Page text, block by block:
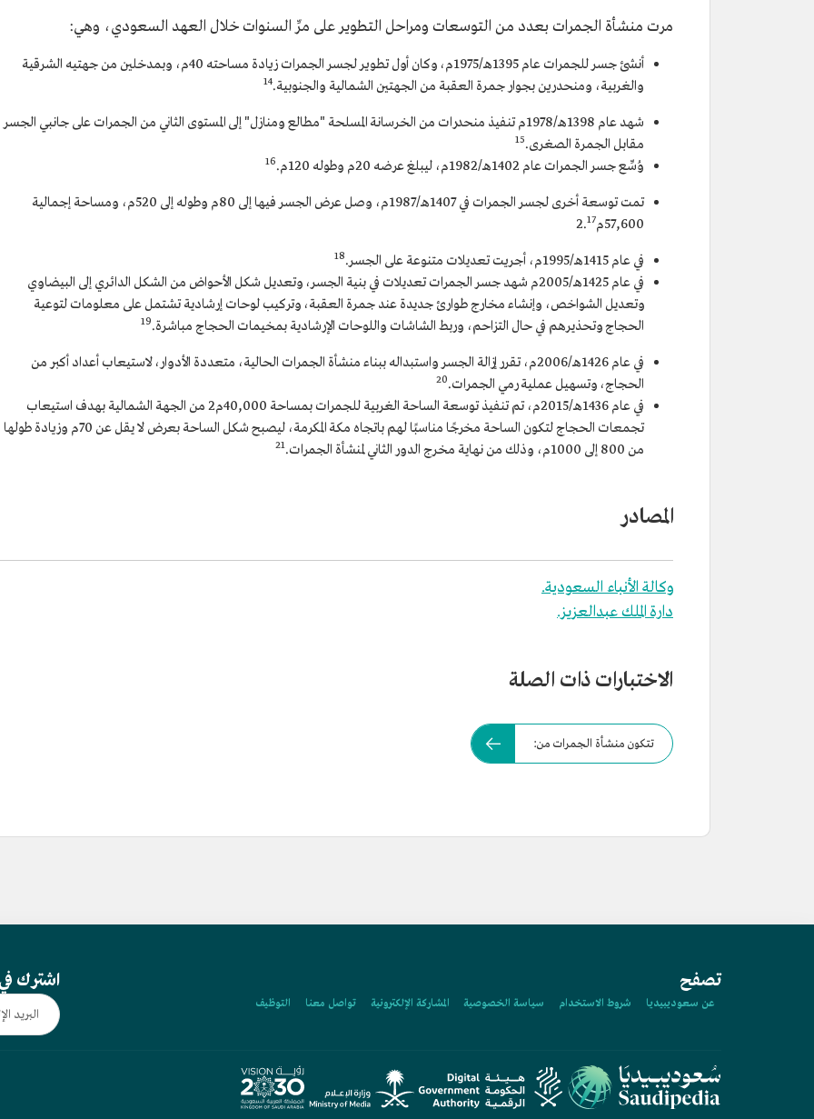
مرت منشأة الجمرات بعدد من التوسعات ومراحل التطوير على مرِّ السنوات خلال العهد السعودي، وهي:
أنشئ جسر للجمرات عام 1395هـ/1975م، وكان أول تطوير لجسر الجمرات زيادة مساحته 40م، وبمدخلين من جهتيه الشرقية
والغربية، ومنحدرين بجوار جمرة العقبة من الجهتين الشمالية والجنوبية.14
شهد عام 1398هـ/1978م تنفيذ منحدرات من الخرسانة المسلحة "مطالع ومنازل" إلى المستوى الثاني من الجمرات على جانبي الجسر
مقابل الجمرة الصغرى.15
وُسِّع جسر الجمرات عام 1402هـ/1982م، ليبلغ عرضه 20م وطوله 120م. 16
تمت توسعة أخرى لجسر الجمرات في 1407هـ/1987م، وصل عرض الجسر فيها إلى 80م وطوله إلى 520م، ومساحة إجمالية
57,600م2.
17
في عام 1415هـ/1995م، أجريت تعديلات متنوعة على الجسر. 18
في عام 1425هـ/2005م شهد جسر الجمرات تعديلات في بنية الجسر، وتعديل شكل الأحواض من الشكل الدائري إلى البيضاوي
وتعديل الشواخص، وإنشاء مخارج طوارئ جديدة عند جمرة العقبة، وتركيب لوحات إرشادية تشتمل على معلومات لتوعية
الحجاج وتحذيرهم في حال التزاحم، وربط الشاشات واللوحات الإرشادية بمخيمات الحجاج مباشرة.19
في عام 1426هـ/2006م، تقرر إزالة الجسر واستبداله ببناء منشأة الجمرات الحالية، متعددة الأدوار، لاستيعاب أعداد أكبر من
الحجاج، وتسهيل عملية رمي الجمرات.20
في عام 1436هـ/2015م، تم تنفيذ توسعة الساحة الغربية للجمرات بمساحة 40,000م2 من الجهة الشمالية بهدف استيعاب
تجمعات الحجاج لتكون الساحة مخرجًا مناسبًا لهم باتجاه مكة المكرمة، ليصبح شكل الساحة بعرض لا يقل عن 70م وزيادة طولها
من 800 إلى 1000م، وذلك من نهاية مخرج الدور الثاني لمنشأة الجمرات.
21
المصادر
وكالة الأنباء السعودية.
دارة الملك عبدالعزيز.
الاختبارات ذات الصلة
تتكون منشأة الجمرات من:
تصفح
عن سعوديبيديا شروط الاستخدام سياسة الخصوصية المشاركة الإلكترونية تواصل معنا التوظيف
اشترك